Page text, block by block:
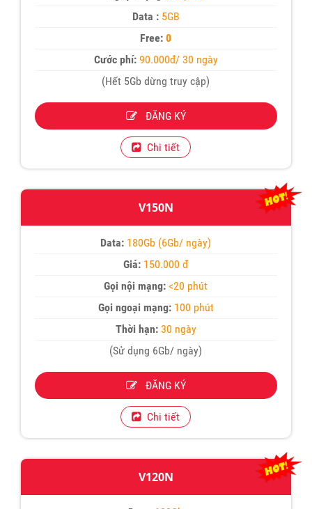
Data :5GB
Free: 0
Cước phí: 90.000đ/ 30 ngày
(Hết 5Gb dừng truy cập)
ĐĂNG KÝ
Chi tiết
V150N
Data: 180Gb (6Gb/ ngày)
Giá: 150.000 đ
Gọi nội mạng:<20 phút
Gọi ngoại mạng:100 phút
Thời hạn:30 ngày
(Sử dụng 6Gb/ ngày)
ĐĂNG KÝ
Chi tiết
V120N